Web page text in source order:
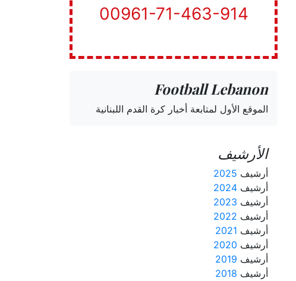
00961-71-463-914
Football Lebanon
الموقع الأول لمتابعة أخبار كرة القدم اللبنانية
الأرشيف
أرشيف 2025
أرشيف 2024
أرشيف 2023
أرشيف 2022
أرشيف 2021
أرشيف 2020
أرشيف 2019
أرشيف 2018